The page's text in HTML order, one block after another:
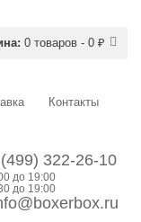
0 товаров - 0 ₽
Контакты
322-26-10
до 19:00
до 19:00